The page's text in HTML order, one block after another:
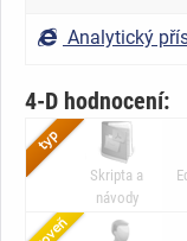
Analytický
4-D hodnocení:
Skripta a
návody